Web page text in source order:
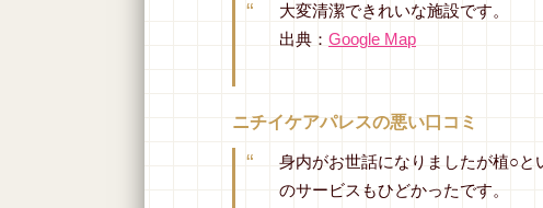
大変清潔できれいな施設です。
出典： Google Map
ニチイケアパレスの悪い口コミ
身内がお世話になりましたが植○
のサービスもひどかったです。